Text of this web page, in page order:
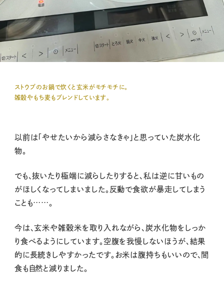
ストウブのお鍋で炊くと玄米がモチモチに。
雑穀やもち麦もブレンドしています。
以前は「やせたいから減らさなきゃ」と思っていた炭水化
物。
でも、抜いたり極端に減らしたりすると、私は逆に甘いもの
がほしくなってしまいました。反動で食欲が暴走してしまう
ことも……。
今は、玄米や雑穀米を取り入れながら、炭水化物をしっか
り食べるようにしています。空腹を我慢しないほうが、結果
的に長続きしやすかったです。お米は腹持ちもいいので、間
食も自然と減りました。